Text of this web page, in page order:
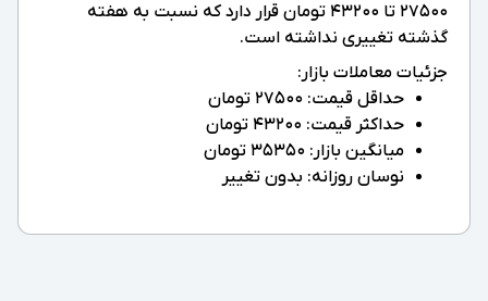
27500 تا 43200 تومان قرار دارد که نسبت به هفته
گذشته تغییری نداشته است.
جزئیات معاملات بازار:
حداقل قیمت: 27500 تومان
حداکثر قیمت: 43200 تومان
میانگین بازار: 35350 تومان
نوسان روزانه: بدون تغییر